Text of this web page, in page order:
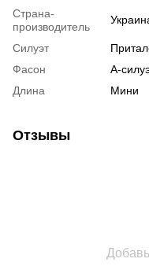
Страна-
производитель
Силуэт
Фасон
А-
Длина
Мини
Отзывы